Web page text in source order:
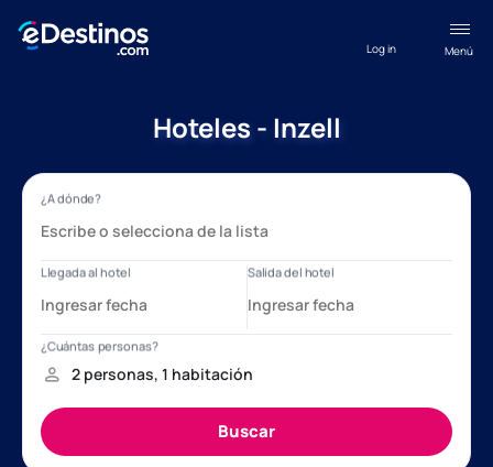
Menú
Log in
Hoteles - Inzell